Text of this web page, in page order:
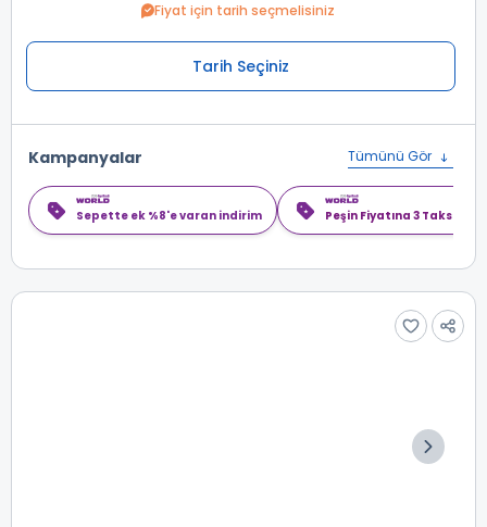
Fiyat için tarih seçmelisiniz
Tarih Seçiniz
Kampanyalar Tümünü Gör
Sepette ek %8'e varan indirim Peşin Fiyatına 3 Taksit